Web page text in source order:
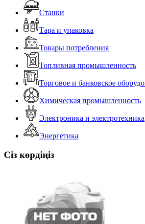
Станки
Тара и упаковка
Товары потребления
Топливная промышленность
Торговое и банковское
Химическая промышленность
Электроника и электротехника
Энергетика
Сіз көрдіңіз